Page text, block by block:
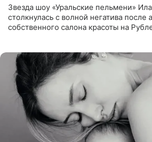
Звезда шоу «Уральские пельмени»
столкнулась с волной негатива после
собственного салона красоты на